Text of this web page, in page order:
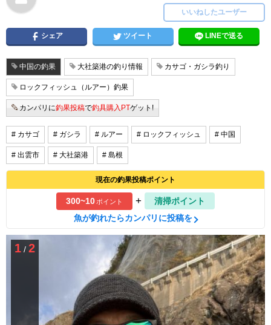
いいねしたユーザー
シェア ツイート LINEで送る
中国の釣果 大社築港の釣り情報 カサゴ・ガシラ釣り
ロックフィッシュ（ルアー）釣果
カンパリに釣果投稿で釣具購入PTゲット!
# カサゴ # ガシラ # ルアー # ロックフィッシュ # 中国
# 出雲市 # 大社築港 # 島根
現在の釣果投稿ポイント
300~10ポイント +
清掃ポイント
魚が釣れたらカンパリに投稿を
1 / 2